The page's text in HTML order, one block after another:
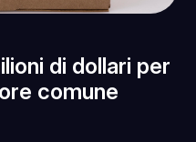
di dollari per
comune